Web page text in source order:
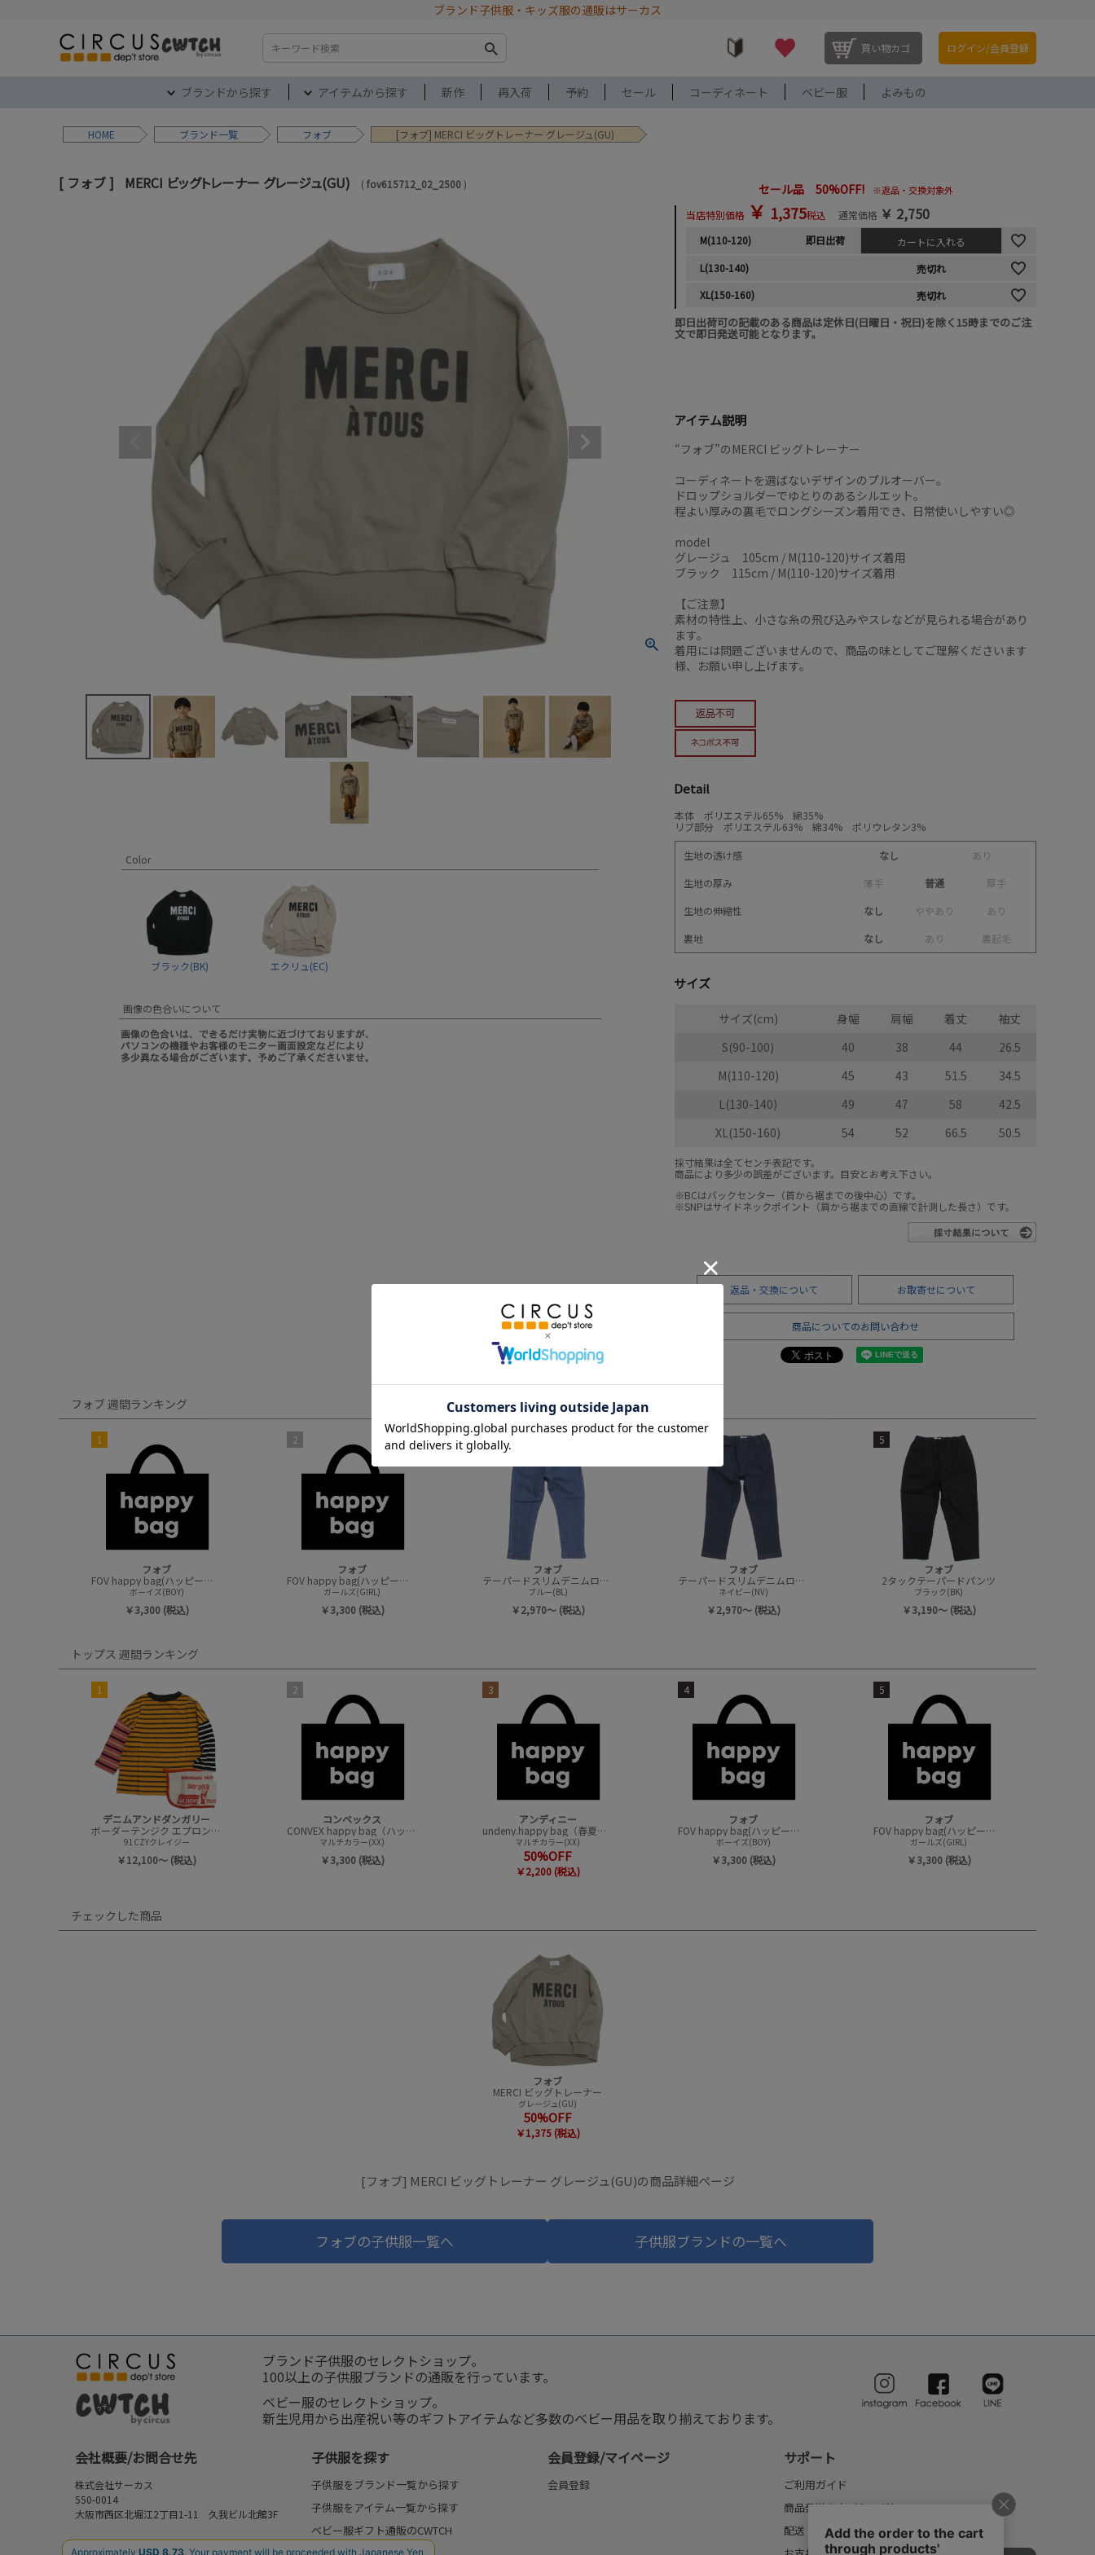
ブランド子供服・キッズ服の通販はサーカス
検索 買い物カゴ ログイン/会員登録
ブランドから探す アイテムから探す 新作 再入荷 予約 セール コーディネート ベビー服 よみもの
HOME ブランド フォブ [フォブ] MERCI ビッグトレーナー グレージュ(GU)
フォブ MERCI ビッグトレーナー グレージュ(GU) fov615712_02_2500
Color
ブラック(BK) エクリュ(EC)
画像の色合いについて
セール品 50%OFF! ※返品・交換対象外
当店特別価格 ￥ 1,375税込 通常価格 ￥ 2,750
M(110-120) 即日出荷
カートに入れる
L(130-140)
売切れ
XL(150-160)
売切れ
即日出荷可の記載のある商品は定休日(日曜日・祝日)を除く15時までのご注
文で即日発送可能となります。
アイテム説明
“フォブ”のMERCI ビッグトレーナー
コーディネートを選ばないデザインのプルオーバー。
ドロップショルダーでゆとりのあるシルエット。
程よい厚みの裏毛でロングシーズン着用でき、日常使いしやすい◎
model
グレージュ 105cm / M(110-120)サイズ着用
ブラック 115cm / M(110-120)サイズ着用
【ご注意】
素材の特性上、小さな糸の飛び込みやスレなどが見られる場合があり
ます。
着用には問題ございませんので、商品の味としてご理解くださいます
様、お願い申し上げます。
Detail
本体 ポリエステル65% 綿35%
リブ部分 ポリエステル63% 綿34% ポリウレタン3%
生地の透け感 なし あ り
生地の厚み
薄手 普通 厚手
生地の伸縮性
なし ややあ り あ り
裏地
なし あ り 裏起毛
サイズ
サイズ(cm) 身幅 肩幅 着丈
袖丈
S(90-100)
40 38 44
26.5
M(110-120)
45 43 51.5
34.5
L(130-140)
49 47 58
42.5
XL(150-160)
54 52 66.5 50.5
採寸結果は全てセンチ表記です。
商品により多少の誤差がございます。目安とお考え下さい。
※BCはバックセンター（首から裾までの後中心）です。
※SNPはサイドネックポイント（肩から裾までの直線で計測した長さ）です。
返品・交換について お取寄せについて
商品についてのお問い合わせ
フォブ 週間ランキング
1
フォブ
FOV happy bag(ハッピーバック/トップスセット)
ボーイズ(BOY)
￥3,300 (税込)
2
フォブ
FOV happy bag(ハッピーバック/トップスセット)
ガールズ(GIRL)
￥3,300 (税込)
フォブ
テーパードスリムデニムロングパンツ
ブルー(BL)
￥2,970～ (税込)
フォブ
テーパードスリムデニムロングパンツ
ネイビー(NV)
￥2,970～ (税込)
5
フォブ
2タックテーパードパンツ
ブラック(BK)
￥3,190～ (税込)
トップス 週間ランキング
1
デニムアンドダンガリー
ボーダーテンジク エプロンツキ L/S TEE(8分袖)
91CZYクレイジー
￥12,100～ (税込)
2
コンベックス
CONVEX happy bag（ハッピーバック）
マルチカラー(XX)
￥3,300 (税込)
3
アンディニー
undeny.happy bag（春夏アイテムハッピーバック）
マルチカラー(XX)
50%OFF
￥2,200 (税込)
4
フォブ
FOV happy bag(ハッピーバック/トップスセット)
ボーイズ(BOY)
￥3,300 (税込)
5
フォブ
FOV happy bag(ハッピーバック/トップスセット)
ガールズ(GIRL)
￥3,300 (税込)
チェックした商品
フォブ
MERCI ビッグトレーナー
グレージュ(GU)
50%OFF
￥1,375 (税込)
[フォブ] MERCI ビッグトレーナー グレージュ(GU)の商品詳細ページ
フォブの子供服一覧へ 子供服ブランドの一覧へ
ブランド子供服のセレクトショップ。
100以上の子供服ブランドの通販を行っています。
ベビー服のセレクトショップ。
新生児用から出産祝い等のギフトアイテムなど多数のベビー用品を取り揃えております。
会社概要/お問合せ先
株式会社サーカス
550-0014
大阪市西区北堀江2丁目1-11 久我ビル北館3F
お問合せ先
子供服を探す
子供服をブランド一覧から探す
子供服をアイテム一覧から探す
ベビー服ギフト通販のCWTCH
会員登録/マイページ
会員登録
サポート
ご利用ガイド
商品発送のタイミングについて
配送・送料について